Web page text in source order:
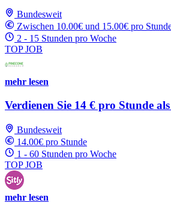
Bundesweit
Zwischen 10.00€ und 15.00€ pro
2 - 15 Stunden pro Woche
TOP JOB
mehr lesen
Verdienen Sie 14 € pro Stunde
Bundesweit
14.00€ pro Stunde
1 - 60 Stunden pro Woche
TOP JOB
mehr lesen